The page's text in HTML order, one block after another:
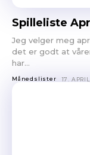
Spilleliste
Jeg velger meg
det er godt at
har...
Månedslister 17.